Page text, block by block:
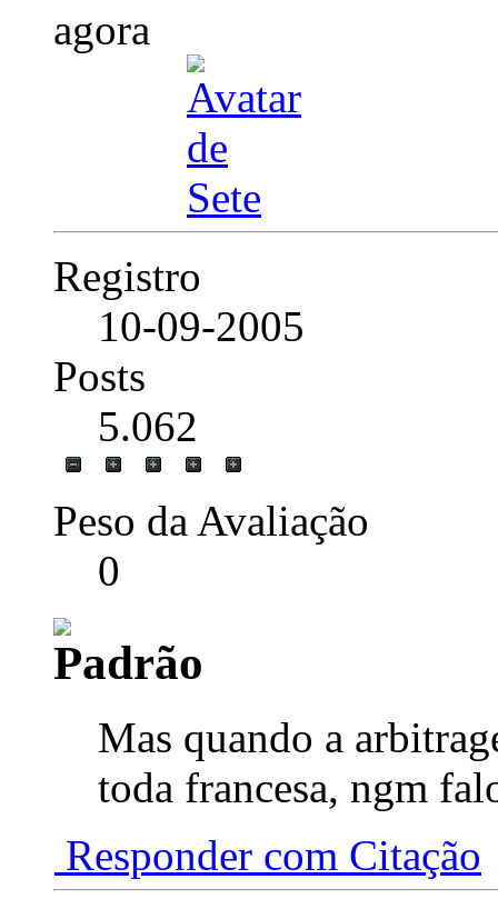
Registro
10-09-2005
Posts
5.062
Peso da Avaliação
0
Mas quando a
toda francesa, ngm
Responder com Citação